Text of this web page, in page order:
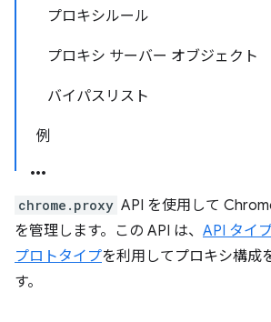
プロキシルール
プロキシ サーバー オブジェクト
バイパスリスト
例
chrome.proxy API を使用して
を管理します。この API は、 API タイ
プロトタイプを利用してプロキシ構成
す。